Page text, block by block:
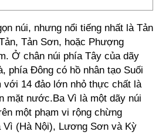
núi, nhưng nổi tiếng nhất là Tản
Tản Sơn, hoặc Phượng
Ở chân núi phía Tây của dãy
phía Đông có hồ nhân tạo Suối
với 14 đảo lớn nhỏ thực chất là
mặt nước.Ba Vì là một dãy núi
một phạm vi rộng chừng
Vì (Hà Nội), Lương Sơn và Kỳ